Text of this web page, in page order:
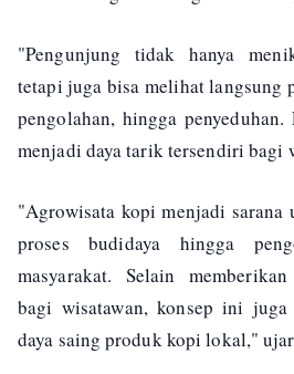
"Pengunjung tidak hanya
tetapi juga bisa melihat langsung
pengolahan, hingga
menjadi daya tarik tersendiri bagi
"Agrowisata kopi menjadi sarana
proses budidaya hingga
masyarakat. Selain
bagi wisatawan, konsep ini juga
daya saing produk kopi lokal,"